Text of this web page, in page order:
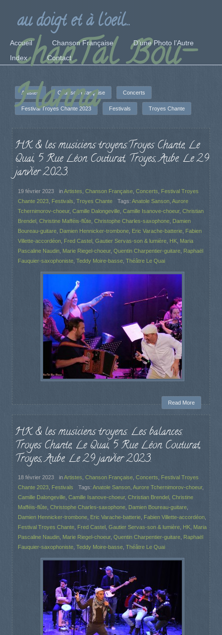
ChanTal Bou-
Hanna
au doigt et à l'oeil...
Accueil Chanson Française
D’une Photo l’Autre
Index
Contact
Artistes Chanson Française Concerts
Festival Troyes Chante 2023 Festivals Troyes Chante
HK & les musiciens troyens.Troyes Chante, Le
Quai, 5 Rue Léon Couturat, Troyes, Aube. Le 29
janvier 2023.
19 février 2023 inArtistes Chanson Française Concerts
Festival Troyes
Chante 2023 Festivals Troyes Chante Tags: Anatole Sanson Aurore
Tchernimorov-choeur, Camille Dalongeville Camille Isanove-choeur, Christian
Brendel Christine Mafféis-flûte Christophe Charles-saxophone Damien
Boureau-guitare Damien Hennicker-trombone Eric Varache-batterie Fabien
Villette-accordéon Fred Castel Gautier Servas-son & lumière HK Maria
Pascaline Naudin Marie Riegel-choeur, Quentin Charpentier-guitare Raphaël
Fauquier-saxophoniste Teddy Moire-basse Théâtre Le Quai
Read More
HK & les musiciens troyens. Les balances.
Troyes Chante, Le Quai, 5 Rue Léon Couturat,
Troyes, Aube. Le 29 janvier 2023.
18 février 2023 inArtistes Chanson Française Concerts
Festival Troyes
Chante 2023 Festivals Tags: Anatole Sanson Aurore Tchernimorov-choeur,
Camille Dalongeville Camille Isanove-choeur, Christian Brendel Christine
Mafféis-flûte Christophe Charles-saxophone Damien Boureau-guitare
Damien Hennicker-trombone Eric Varache-batterie Fabien Villette-accordéon
Festival Troyes Chante Fred Castel Gautier Servas-son & lumière HK Maria
Pascaline Naudin Marie Riegel-choeur, Quentin Charpentier-guitare Raphaël
Fauquier-saxophoniste Teddy Moire-basse Théâtre Le Quai